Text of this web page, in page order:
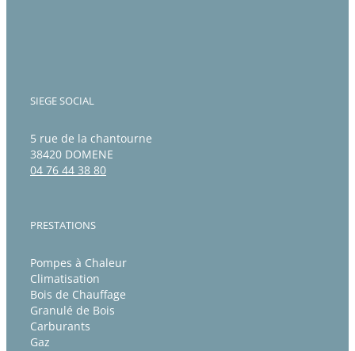
SIEGE SOCIAL
5 rue de la chantourne
38420 DOMENE
04 76 44 38 80
PRESTATIONS
Pompes à Chaleur
Climatisation
Bois de Chauffage
Granulé de Bois
Carburants
Gaz